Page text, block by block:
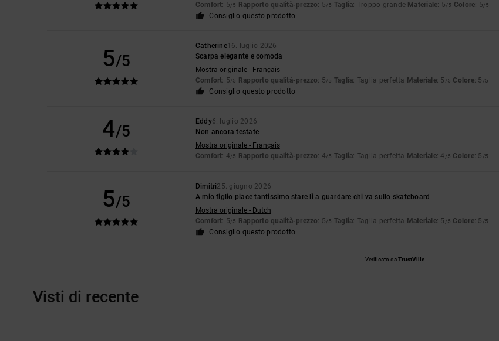
Comfort: 5/5 Rapporto qualità-prezzo: 5/5 Taglia: Troppo grande Materiale: 5/5 Colore: 5/5
Consiglio questo prodotto
5/5
Catherine16. luglio 2026
Scarpa elegante e comoda
Mostra originale - Français
Comfort: 5/5 Rapporto qualità-prezzo: 5/5 Taglia: Taglia perfetta Materiale: 5 /5 Colore: 5 /5
Consiglio questo prodotto
4/5
Eddy6. luglio 2026
Non ancora testate
Mostra originale - Français
Comfort: 4/5 Rapporto qualità-prezzo: 4/5 Taglia: Taglia perfetta Materiale: 4 /5 Colore: 5 /5
5/5
Dimitri25. giugno 2026
A mio figlio piace tantissimo stare lì a guardare chi va sullo skateboard
Mostra originale - Dutch
Comfort: 5/5 Rapporto qualità-prezzo: 5/5 Taglia: Taglia perfetta Materiale: 5 /5 Colore: 5 /5
Consiglio questo prodotto
Verificato daTrustVille
Visti di recente